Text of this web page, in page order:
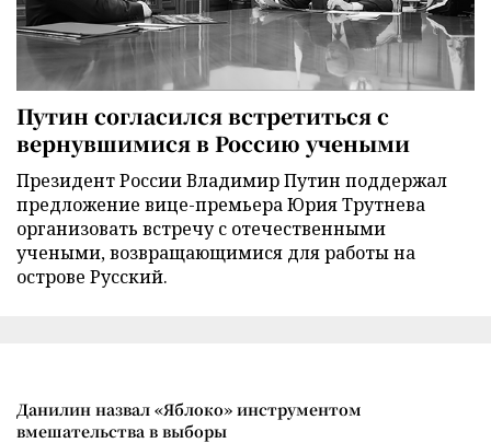
Путин согласился встретиться с
вернувшимися в Россию учеными
Президент России Владимир Путин поддержал
предложение вице-премьера Юрия Трутнева
организовать встречу с отечественными
учеными, возвращающимися для работы на
острове Русский.
Данилин назвал «Яблоко» инструментом
вмешательства в выборы